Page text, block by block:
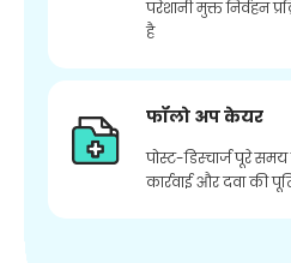
परेशानी मुक्त निर्वहन
है
फॉलो अप केयर
पोस्ट-डिस्चार्ज पूरे समय
कार्रवाई और दवा की